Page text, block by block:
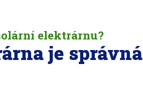
elektrárnu?
je správná